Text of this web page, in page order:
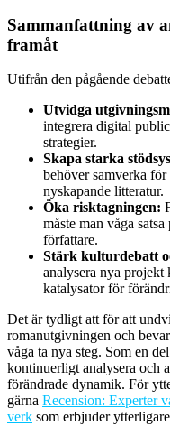
Sammanfattning av
framåt
Utifrån den pågående
Utvidga
integrera digital
strategier.
Skapa starka
behöver samverka
nyskapande litteratur.
Öka risktagningen:
måste man våga
författare.
Stärk kulturdebatt
analysera nya projekt
katalysator för
Det är tydligt att för att
romanutgivningen och
våga ta nya steg. Som en
kontinuerligt analysera och
förändrade dynamik. För
gärna Recension: Experter
verk som erbjuder